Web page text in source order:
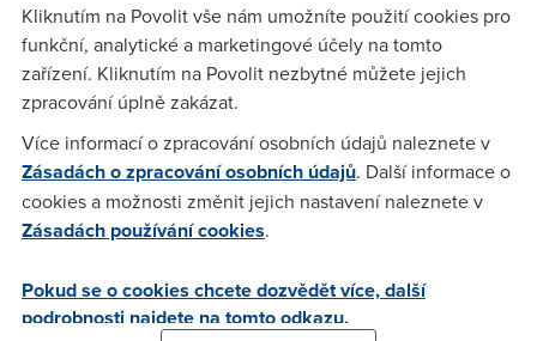
Proč tady flooduješ fórum a vytváříš nová vlákna ke stejným
tématům, pomátl ses?
jako sry ty 2 vlakna ti tolik vadi????????
Anonym(1.2.2006 14:30:45)
Kdyz uz chces zalozit novej thread, tak tam do nej aspon
uved neco inteligentniho a nepis takovy blbosti.
Kliknutím na Povolit vše nám umožníte použití cookies pro
funkční, analytické a marketingové účely na tomto
zařízení. Kliknutím na Povolit nezbytné můžete jejich
zpracování úplně zakázat.
Více informací o zpracování osobních údajů naleznete v
Zásadách o zpracování osobních údajů. Další informace o
cookies a možnosti změnit jejich nastavení naleznete v
Zásadách používání cookies.
Pokud se o cookies chcete dozvědět více, další
podrobnosti najdete na tomto odkazu.